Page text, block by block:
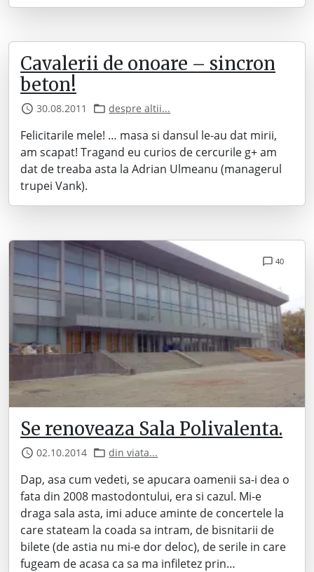
Cavalerii de onoare – sincron
beton!
30.08.2011 despre altii...
Felicitarile mele! … masa si dansul le-au dat mirii,
am scapat! Tragand eu curios de cercurile g+ am
dat de treaba asta la Adrian Ulmeanu (managerul
trupei Vank).
40
Se renoveaza Sala Polivalenta.
02.10.2014 din viata...
Dap, asa cum vedeti, se apucara oamenii sa-i dea o
fata din 2008 mastodontului, era si cazul. Mi-e
draga sala asta, imi aduce aminte de concertele la
care stateam la coada sa intram, de bisnitarii de
bilete (de astia nu mi-e dor deloc), de serile in care
fugeam de acasa ca sa ma infiletez prin…